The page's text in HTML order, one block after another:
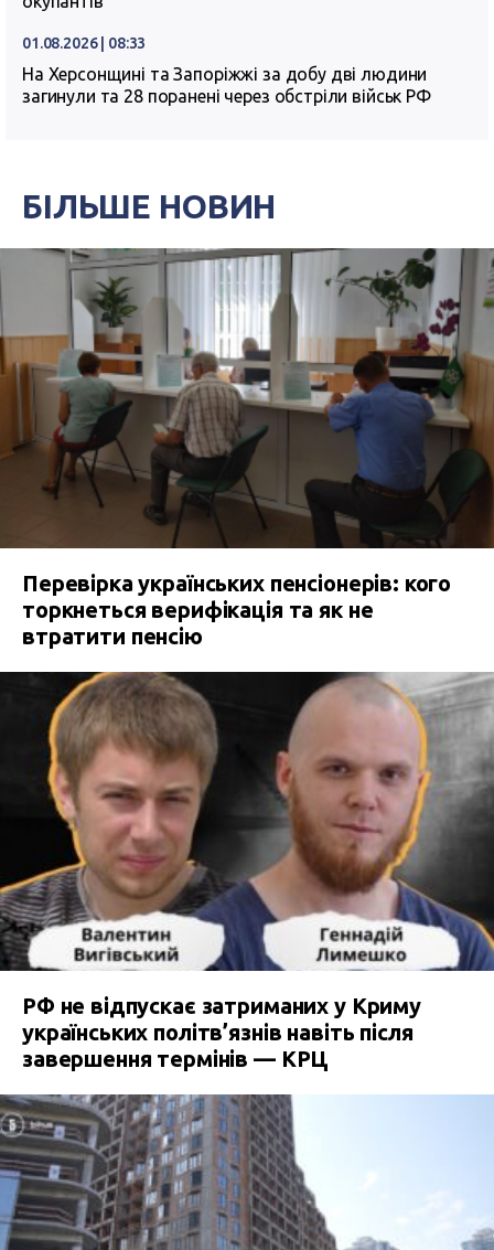
01.08.2026 | 08:33
На Херсонщині та Запоріжжі за добу дві людини
загинули та 28 поранені через обстріли військ РФ
БІЛЬШЕ НОВИН
Перевірка українських пенсіонерів: кого
торкнеться верифікація та як не
втратити пенсію
РФ не відпускає затриманих у Криму
українських політв’язнів навіть після
завершення термінів — КРЦ